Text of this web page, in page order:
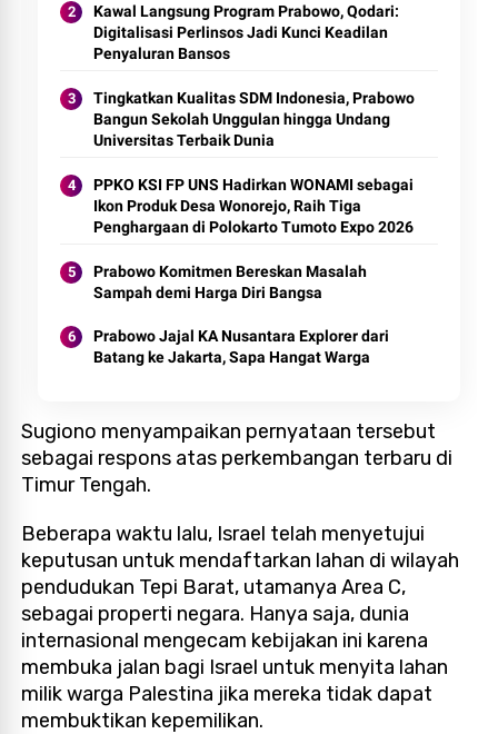
Kawal Langsung Program Prabowo, Qodari:
Digitalisasi Perlinsos Jadi Kunci Keadilan
Penyaluran Bansos
Tingkatkan Kualitas SDM Indonesia, Prabowo
Bangun Sekolah Unggulan hingga Undang
Universitas Terbaik Dunia
PPKO KSI FP UNS Hadirkan WONAMI sebagai
Ikon Produk Desa Wonorejo, Raih Tiga
Penghargaan di Polokarto Tumoto Expo 2026
Prabowo Komitmen Bereskan Masalah
Sampah demi Harga Diri Bangsa
Prabowo Jajal KA Nusantara Explorer dari
Batang ke Jakarta, Sapa Hangat Warga
Sugiono menyampaikan pernyataan tersebut
sebagai respons atas perkembangan terbaru di
Timur Tengah.
Beberapa waktu lalu, Israel telah menyetujui
keputusan untuk mendaftarkan lahan di wilayah
pendudukan Tepi Barat, utamanya Area C,
sebagai properti negara. Hanya saja, dunia
internasional mengecam kebijakan ini karena
membuka jalan bagi Israel untuk menyita lahan
milik warga Palestina jika mereka tidak dapat
membuktikan kepemilikan.